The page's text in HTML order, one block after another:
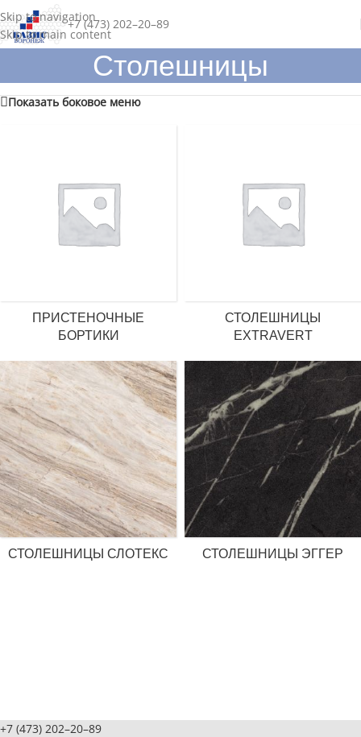
Skip to navigation
Skip to main content
+7 (473) 202–20–89
Столешницы
Показать боковое меню
ПРИСТЕНОЧНЫЕ
БОРТИКИ
СТОЛЕШНИЦЫ
EXTRAVERT
СТОЛЕШНИЦЫ СЛОТЕКС СТОЛЕШНИЦЫ ЭГГЕР
+7 (473) 202–20–89